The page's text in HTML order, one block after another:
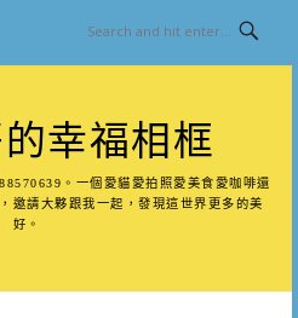
幸福相框
。一個愛貓愛拍照愛美食愛咖啡還
邀請大夥跟我一起，發現這世界更多的美
好。